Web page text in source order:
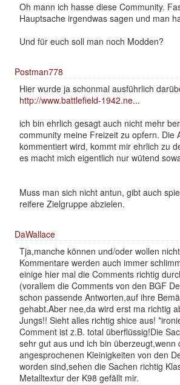
Oh mann ich hasse diese Community.
Hauptsache irgendwas sagen und man
Und für euch soll man noch Modden?
Postman778
Hier wurde ja schonmal ausführlich
http://www.battlefield-1942.ne...
ich bin ehrlich gesagt auch nicht mehr
community meine Freizeit zu opfern. Die
kommentiert wird, kommt mir ehrlich zu
es macht mich eigentlich nur wütend
Muss man sich nicht antun, gibt auch
reifere Zielgruppe abzielen.
DaWallace
Tja,manche können und/oder wollen
Kommentare werden auch immer
einige hier mal die Comments richtig
(vorallem die Comments von den BGF
schon passende Antworten,auf ihre
gehabt.Aber nee,da wird erst ma richtig
Jungs!! Sieht alles richtig shice aus!
Comment ist z.B. total überflüssig!Die
sehr gut aus und ich bin überzeugt,wenn
angesprochenen Kleinigkeiten von den
worden sind,sehen die Sachen richtig
Metalltextur der K98 gefällt mir.